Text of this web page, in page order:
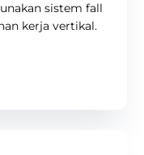
sistem fall
kerja vertikal.